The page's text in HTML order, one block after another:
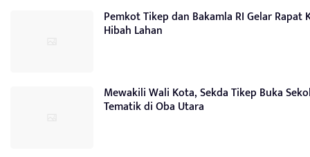
Pemkot Tikep dan Bakamla RI Gelar Rapat
Hibah Lahan
Mewakili Wali Kota, Sekda Tikep Buka
Tematik di Oba Utara